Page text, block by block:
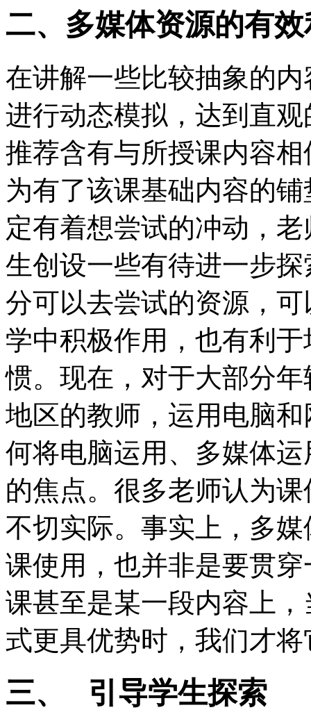
二、多媒体资源的有
在讲解一些比较抽象的
进行动态模拟，达到直
推荐含有与所授课内容
为有了该课基础内容的
定有着想尝试的冲动，
生创设一些有待进一步
分可以去尝试的资源，
学中积极作用，也有利
惯。现在，对于大部分
地区的教师，运用电脑
何将电脑运用、多媒体
的焦点。很多老师认为
不切实际。事实上，多
课使用，也并非是要贯
课甚至是某一段内容上
式更具优势时，我们才
三、 引导学生探索